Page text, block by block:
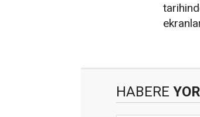
HABERE